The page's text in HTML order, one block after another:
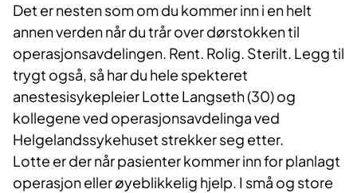
Det er nesten som om du kommer inn i en helt
annen verden når du trår over dørstokken til
operasjonsavdelingen. Rent. Rolig. Sterilt. Legg til
trygt også, så har du hele spekteret
anestesisykepleier Lotte Langseth (30) og
kollegene ved operasjonsavdelinga ved
Helgelandssykehuset strekker seg etter.
Lotte er der når pasienter kommer inn for planlagt
operasjon eller øyeblikkelig hjelp. I små og store